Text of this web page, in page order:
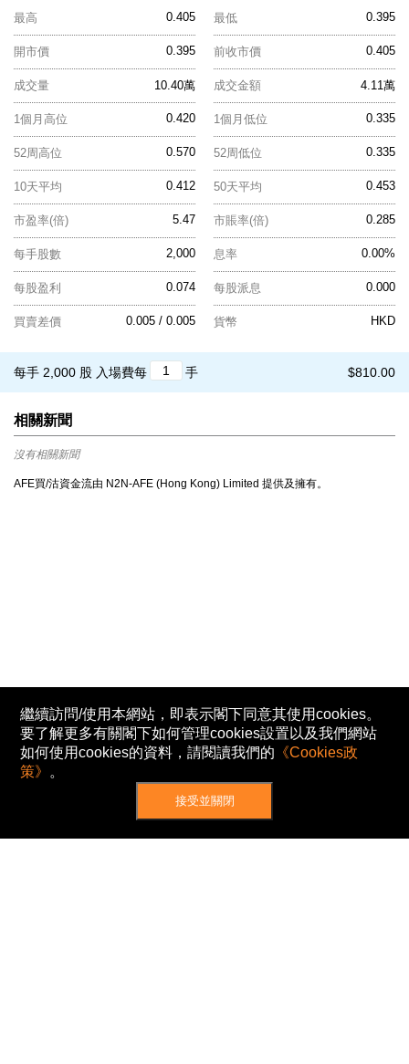
0.405
最高 0.395
最低
0.395
開市價 0.405
前收市價
10.40萬
成交量 4.11萬
成交金額
0.420
1個月高位 0.335
1個月低位
0.570
52周高位 0.335
52周低位
0.412
10天平均 0.453
50天平均
5.47
市盈率(倍) 0.285
市賬率(倍)
2,000
每手股數 0.00%
息率
0.074
每股盈利 0.000
每股派息
0.005 / 0.005
買賣差價 HKD
貨幣
$810.00
每手 2,000 股 入場費每 手
相關新聞
沒有相關新聞
AFE買/沽資金流由 N2N-AFE (Hong Kong) Limited 提供及擁有。
繼續訪問/使用本網站，即表示閣下同意其使用cookies。
要了解更多有關閣下如何管理cookies設置以及我們網站
如何使用cookies的資料，請閱讀我們的 《Cookies政
策》 。
接受並關閉